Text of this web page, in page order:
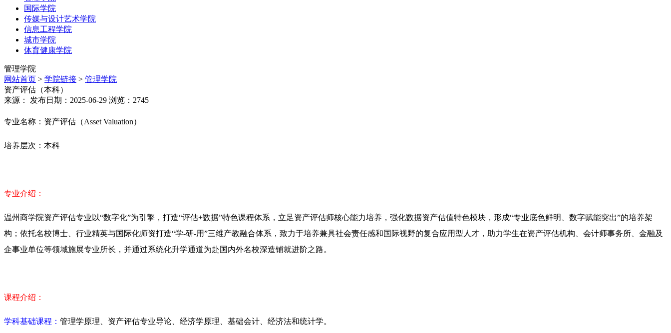
国际学院
传媒与设计艺术学院
信息工程学院
城市学院
体育健康学院
管理学院
网站首页 > 学院链接 > 管理学院
资产评估（本科）
来源： 发布日期：2025-06-29 浏览： 2745
专业名称：资产评估（Asset Valuation）
培养层次：本科
专业介绍：
温州商学院资产评估专业以“数字化”为引擎，打造“评估+数据”特色课程体系，立足资产评估师核心能力培养，强化数据资产估值特色模块，形成“专业底色鲜明、数字赋能突出”的培养架
构；依托名校博士、行业精英与国际化师资打造“学-研-用”三维产教融合体系，致力于培养兼具社会责任感和国际视野的复合应用型人才，助力学生在资产评估机构、会计师事务所、金融及
企事业单位等领域施展专业所长，并通过系统化升学通道为赴国内外名校深造铺就进阶之路。
课程介绍：
学科基础课程： 管理学原理、资产评估专业导论、经济学原理、基础会计、经济法和统计学。